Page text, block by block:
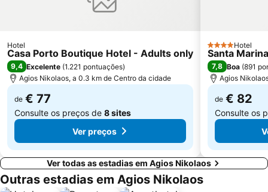
Hotel
Casa Porto Boutique Hotel - Adults only
9,4 Excelente (1.221 pontuações)
Agios Nikolaos, a 0.3 km de Centro da cidade
de € 77
Consulte os preços de 8 sites
Ver preços
4 Estrelas
Hotel
Santa
7,8 Boa (891
Agios
de € 82
Consulte os
Ver todas as estadias em Agios Nikolaos
Outras estadias em Agios Nikolaos